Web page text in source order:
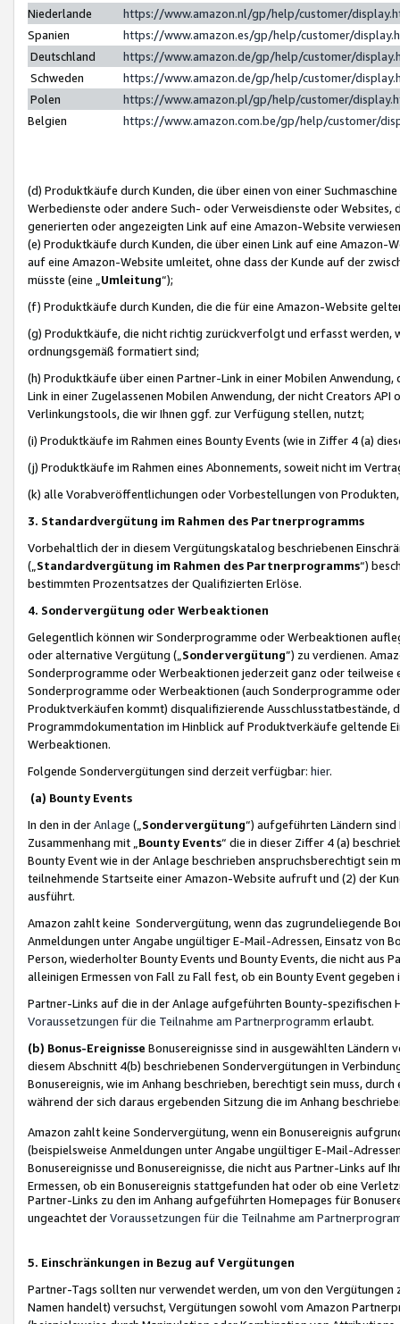
Niederlande
https://www.amazon.nl/gp/help/customer/
Spanien
https://www.amazon.es/gp/help/customer/
Deutschland
https://www.amazon.de/gp/help/customer/
Schweden
https://www.amazon.de/gp/help/customer/
Polen
https://www.amazon.pl/gp/help/customer/
Belgien
https://www.amazon.com.be/gp/help/customer/
(d) Produktkäufe durch Kunden, die über einen von einer
Werbedienste oder andere Such- oder Verweisdienste oder Websites,
generierten oder angezeigten Link auf eine Amazon-Website
(e) Produktkäufe durch Kunden, die über einen Link auf eine
auf eine Amazon-Website umleitet, ohne dass der Kunde auf der
müsste (eine „ Umleitung“);
(f) Produktkäufe durch Kunden, die die für eine Amazon-Website
(g) Produktkäufe, die nicht richtig zurückverfolgt und erfasst werden,
ordnungsgemäß formatiert sind;
(h) Produktkäufe über einen Partner-Link in einer Mobilen
Link in einer Zugelassenen Mobilen Anwendung, der nicht Creators
Verlinkungstools, die wir Ihnen ggf. zur Verfügung stellen, nutzt;
(i) Produktkäufe im Rahmen eines Bounty Events (wie in Ziffer 4 (a)
(j) Produktkäufe im Rahmen eines Abonnements, soweit nicht im
(k) alle Vorabveröffentlichungen oder Vorbestellungen von
3. Standardvergütung im Rahmen des Partnerprogramms
Vorbehaltlich der in diesem Vergütungskatalog beschriebenen
(„ Standardvergütung im Rahmen des Partnerprogramms“)
bestimmten Prozentsatzes der Qualifizierten Erlöse.
4. Sondervergütung oder Werbeaktionen
Gelegentlich können wir Sonderprogramme oder Werbeaktionen
oder alternative Vergütung („ Sondervergütung”) zu verdienen.
Sonderprogramme oder Werbeaktionen jederzeit ganz oder
Sonderprogramme oder Werbeaktionen (auch Sonderprogramme
Produktverkäufen kommt) disqualifizierende Ausschlusstatbestände,
Programmdokumentation im Hinblick auf Produktverkäufe geltende
Werbeaktionen.
Folgende Sondervergütungen sind derzeit verfügbar: hier.
(a) Bounty Events
In den in derAnlage („ Sondervergütung“) aufgeführten Ländern
Zusammenhang mit „ Bounty Events“ die in dieser Ziffer 4 (a)
Bounty Event wie in der Anlage beschrieben anspruchsberechtigt sein
teilnehmende Startseite einer Amazon-Website aufruft und (2) der
ausführt.
Amazon zahlt keine Sondervergütung, wenn das zugrundeliegende
Anmeldungen unter Angabe ungültiger E-Mail-Adressen, Einsatz von
Person, wiederholter Bounty Events und Bounty Events, die nicht
alleinigen Ermessen von Fall zu Fall fest, ob ein Bounty Event
Partner-Links auf die in der Anlage aufgeführten Bounty-spezifischen
Voraussetzungen für die Teilnahme am Partnerprogramm erlaubt.
(b) Bonus-Ereignisse Bonusereignisse sind in ausgewählten Ländern
diesem Abschnitt 4(b) beschriebenen Sondervergütungen in
Bonusereignis, wie im Anhang beschrieben, berechtigt sein muss,
während der sich daraus ergebenden Sitzung die im Anhang
Amazon zahlt keine Sondervergütung, wenn ein Bonusereignis
(beispielsweise Anmeldungen unter Angabe ungültiger E-Mail-
Bonusereignisse und Bonusereignisse, die nicht aus Partner-Links auf
Ermessen, ob ein Bonusereignis stattgefunden hat oder ob eine
Partner-Links zu den im Anhang aufgeführten Homepages für
ungeachtet derVoraussetzungen für die Teilnahme am
5. Einschränkungen in Bezug auf Vergütungen
Partner-Tags sollten nur verwendet werden, um von den
Namen handelt) versuchst, Vergütungen sowohl vom Amazon